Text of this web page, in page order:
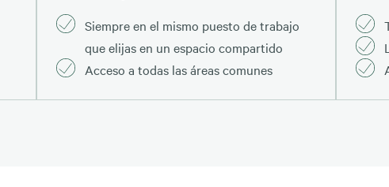
Siempre en el mismo puesto de trabajo
que elijas en un espacio compartido
Acceso a todas las áreas comunes